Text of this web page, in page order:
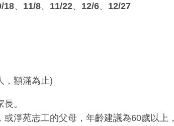
18、11/8、11/22、12/6、12/27
，額滿為止)
。
淨苑志工的父母，年齡建議為60歲以上，